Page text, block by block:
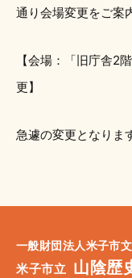
通り会場変更をご案
【会場：「旧庁舎2
更】
急遽の変更となりま
一般財団法人米子市
米子市立 山陰歴